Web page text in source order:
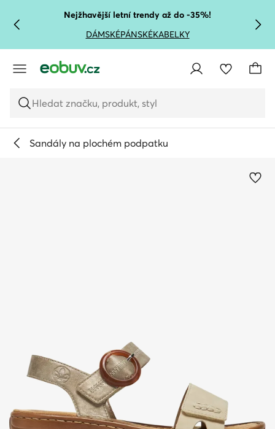
PŘEJÍT NA HLAVNÍ OBSAH
PŘEJÍT NA VYHLEDÁVÁNÍ
Nejžhavější letní trendy až do -35%!
DÁMSKÉPÁNSKÉKABELKY
Hledat značku, produkt, styl
Sandály na plochém podpatku